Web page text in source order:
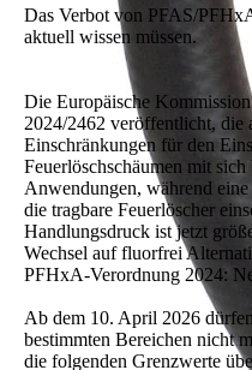
Das Verbot von PFAS/
aktuell wissen müssen.
Die Europäische
2024/2462 veröffentlicht, die
Einschränkungen für den
Feuerlöschschäumen mit
Anwendungen, während
die tragbare Feuerlöscher
Handlungsdruck ist jetzt
Wechsel auf fluorfrei
PFHxA-Verordnung 2024:
Ab dem 10. April 2026
bestimmten Bereichen nicht
die folgenden Grenzwerte